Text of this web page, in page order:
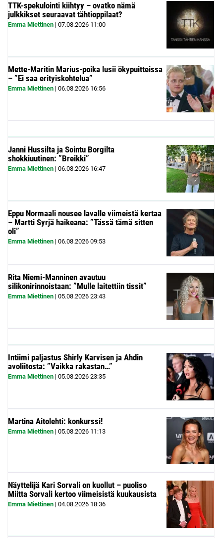
TTK-spekulointi kiihtyy – ovatko nämä
julkkikset seuraavat tähtioppilaat?
Emma Miettinen | 07.08.2026 11:00
Mette-Maritin Marius-poika lusii ökypuitteissa
– ”Ei saa erityiskohtelua”
Emma Miettinen | 06.08.2026 16:56
Janni Hussilta ja Sointu Borgilta
shokkiuutinen: ”Breikki”
Emma Miettinen | 06.08.2026 16:47
Eppu Normaali nousee lavalle viimeistä kertaa
– Martti Syrjä haikeana: ”Tässä tämä sitten
oli”
Emma Miettinen | 06.08.2026 09:53
Rita Niemi-Manninen avautuu
silikonirinnoistaan: ”Mulle laitettiin tissit”
Emma Miettinen | 05.08.2026 23:43
Intiimi paljastus Shirly Karvisen ja Ahdin
avoliitosta: ”Vaikka rakastan…”
Emma Miettinen | 05.08.2026 23:35
Martina Aitolehti: konkurssi!
Emma Miettinen | 05.08.2026 11:13
Näyttelijä Kari Sorvali on kuollut – puoliso
Miitta Sorvali kertoo viimeisistä kuukausista
Emma Miettinen | 04.08.2026 18:36